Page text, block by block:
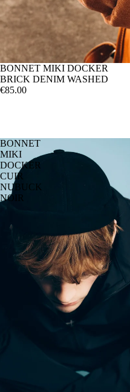
BONNET MIKI DOCKER
BRICK DENIM WASHED
€85.00
BONNET
MIKI
DOCKER
CUIR
NUBUCK
NOIR